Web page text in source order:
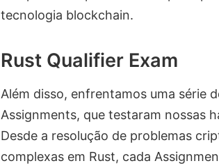
tecnologia blockchain.
Rust Qualifier Exam
Além disso, enfrentamos uma série
Assignments, que testaram nossas
Desde a resolução de problemas
complexas em Rust, cada